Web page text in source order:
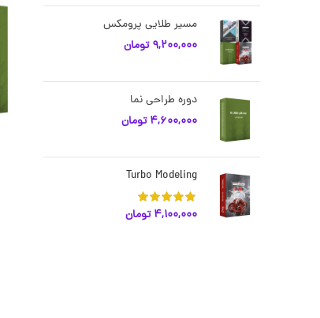
مسیر طلایی پرومکس
9,200,000 تومان
دوره طراحی نما
4,600,000 تومان
Turbo Modeling
4,100,000 تومان